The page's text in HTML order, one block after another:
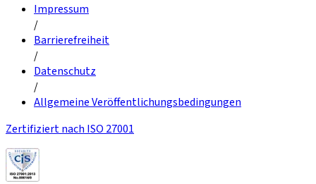
Impressum
/
Barrierefreiheit
/
Datenschutz
/
Allgemeine Veröffentlichungsbedingungen
Zertifiziert nach ISO 27001